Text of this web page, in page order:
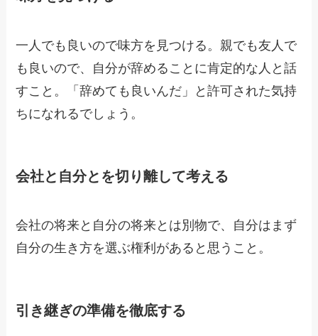
一人でも良いので味方を見つける。親でも友人で
も良いので、自分が辞めることに肯定的な人と話
すこと。「辞めても良いんだ」と許可された気持
ちになれるでしょう。
会社と自分とを切り離して考える
会社の将来と自分の将来とは別物で、自分はまず
自分の生き方を選ぶ権利があると思うこと。
引き継ぎの準備を徹底する